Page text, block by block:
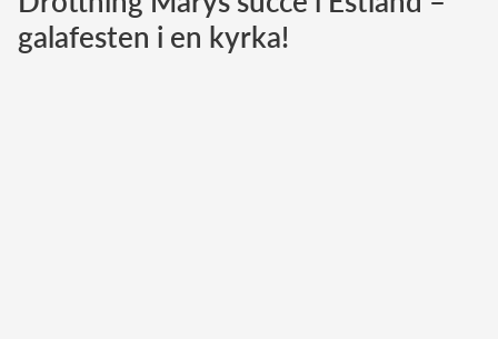
Norska kungahuset
galafesten i en kyrka!